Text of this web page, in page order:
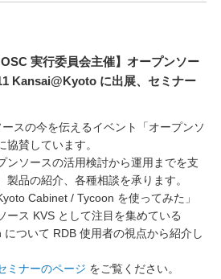
実行委員会主催】オープンソー
Kansai@Kyoto に出展、セミナー
スの今を伝えるイベント「オープンソ
賛しています。
ンソースの活用検討から運用までを支
品の紹介、各種相談を承ります。
Cabinet / Tycoon を使ってみた 」
ース KVS として注目を集めている
ついて RDB 使用者の視点から紹介し
ミナーのページ をご覧ください。